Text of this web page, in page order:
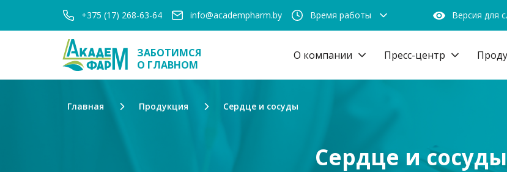
+375 (17) 268-63-64 info@academpharm.by Время работы Версия для
ЗАБОТИМСЯ
О ГЛАВНОМ
О компании Пресс-центр
Главная Продукция Сердце и сосуды
Сердце и сосуды